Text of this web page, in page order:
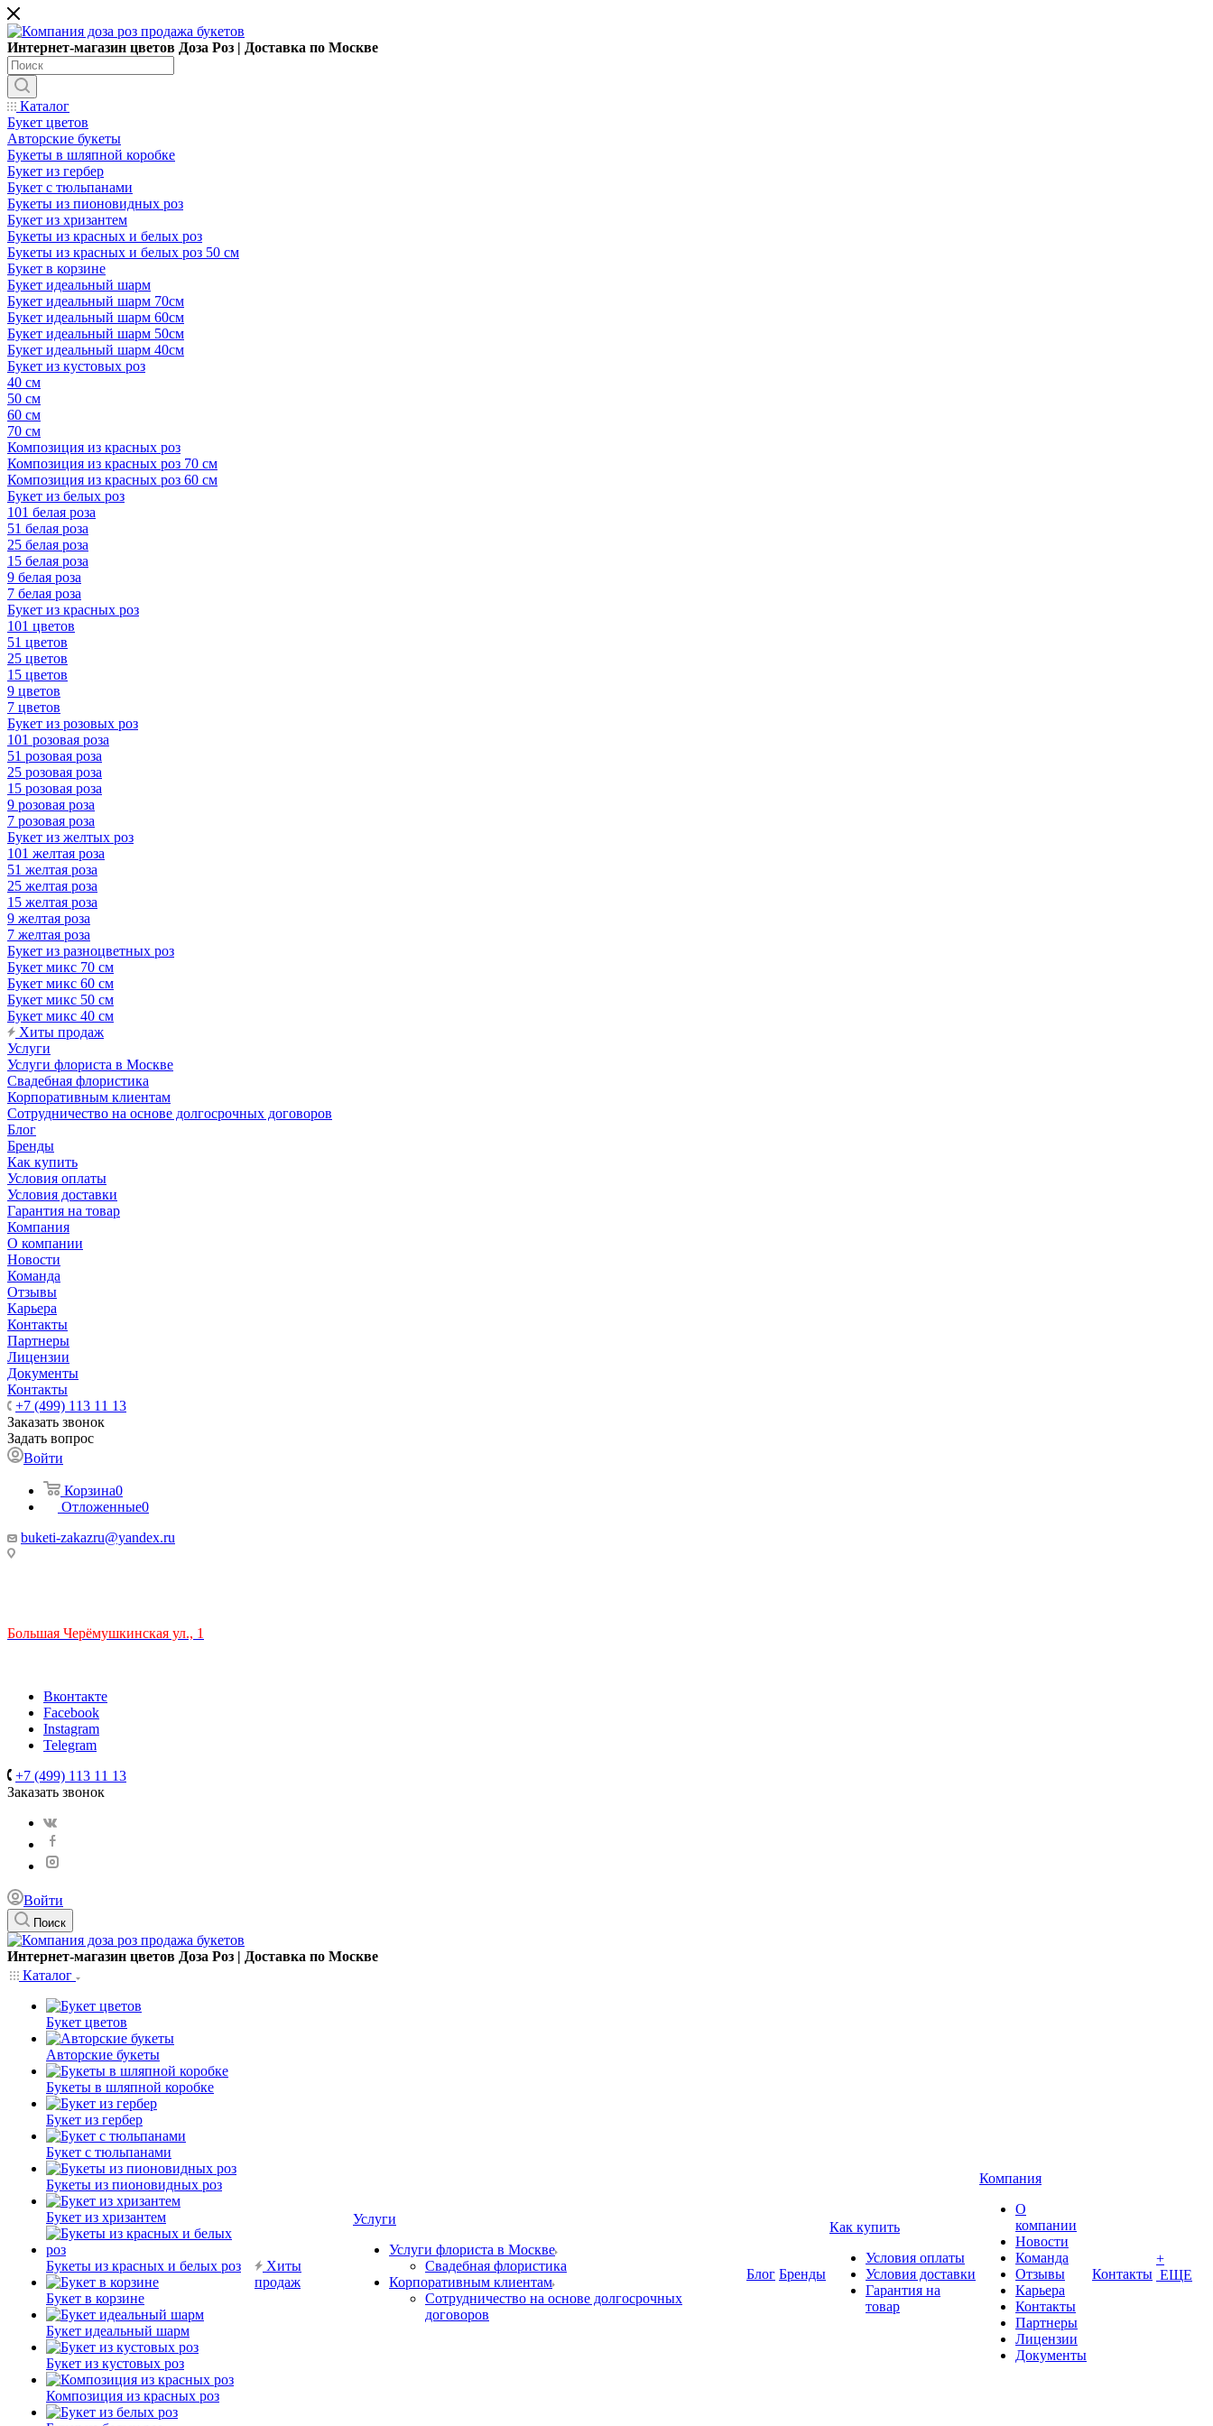
Интернет-магазин цветов Доза Роз | Доставка по Москве
Каталог
Букет цветов
Авторские букеты
Букеты в шляпной коробке
Букет из гербер
Букет с тюльпанами
Букеты из пионовидных роз
Букет из хризантем
Букеты из красных и белых роз
Букеты из красных и белых роз 50 см
Букет в корзине
Букет идеальный шарм
Букет идеальный шарм 70см
Букет идеальный шарм 60см
Букет идеальный шарм 50см
Букет идеальный шарм 40см
Букет из кустовых роз
40 см
50 см
60 см
70 см
Композиция из красных роз
Композиция из красных роз 70 см
Композиция из красных роз 60 см
Букет из белых роз
101 белая роза
51 белая роза
25 белая роза
15 белая роза
9 белая роза
7 белая роза
Букет из красных роз
101 цветов
51 цветов
25 цветов
15 цветов
9 цветов
7 цветов
Букет из розовых роз
101 розовая роза
51 розовая роза
25 розовая роза
15 розовая роза
9 розовая роза
7 розовая роза
Букет из желтых роз
101 желтая роза
51 желтая роза
25 желтая роза
15 желтая роза
9 желтая роза
7 желтая роза
Букет из разноцветных роз
Букет микс 70 см
Букет микс 60 см
Букет микс 50 см
Букет микс 40 см
Хиты продаж
Услуги
Услуги флориста в Москве
Свадебная флористика
Корпоративным клиентам
Сотрудничество на основе долгосрочных договоров
Блог
Бренды
Как купить
Условия оплаты
Условия доставки
Гарантия на товар
Компания
О компании
Новости
Команда
Отзывы
Карьера
Контакты
Партнеры
Лицензии
Документы
Контакты
+7 (499) 113 11 13
Заказать звонок
Задать вопрос
Войти
Корзина0
Отложенные0
buketi-zakazru@yandex.ru
Большая Черёмушкинская ул., 1
Вконтакте
Facebook
Instagram
Telegram
+7 (499) 113 11 13
Заказать звонок
Войти
Поиск
Интернет-магазин цветов Доза Роз | Доставка по Москве
Каталог
Букет цветов
Авторские букеты
Букеты в шляпной коробке
Букет из гербер
Букет с тюльпанами
Букеты из пионовидных роз
Букет из хризантем
Букеты из красных и белых роз
Букет в корзине
Букет идеальный шарм
Букет из кустовых роз
Композиция из красных роз
Хиты
продаж
Услуги
Услуги флориста в Москве
Свадебная флористика
Корпоративным клиентам
Сотрудничество на основе долгосрочных
договоров
Блог Бренды
Как купить
Условия оплаты
Условия доставки
Гарантия на
товар
Компания
О
компании
Новости
Команда
Отзывы
Карьера
Контакты
Партнеры
Лицензии
Документы
Контакты
+
ЕЩЕ